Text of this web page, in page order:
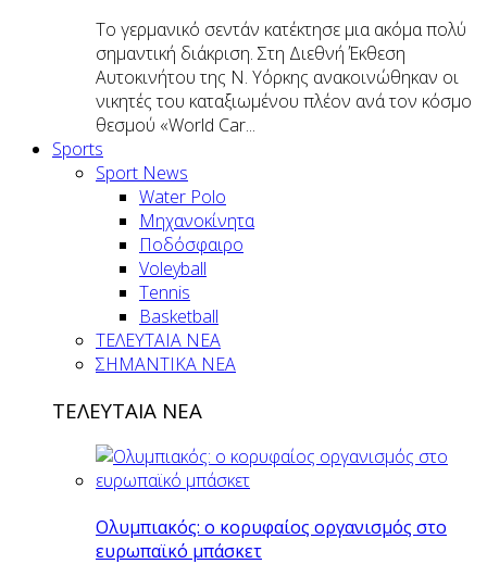
Το γερμανικό σεντάν κατέκτησε μια ακόμα πολύ
σημαντική διάκριση. Στη Διεθνή Έκθεση
Αυτοκινήτου της Ν. Υόρκης ανακοινώθηκαν οι
νικητές του καταξιωμένου πλέον ανά τον κόσμο
θεσμού «World Car...
Sports
Sport News
Water Polo
Μηχανοκίνητα
Ποδόσφαιρο
Voleyball
Tennis
Basketball
ΤΕΛΕΥΤΑΙΑ ΝΕΑ
ΣΗΜΑΝΤΙΚΑ ΝΕΑ
ΤΕΛΕΥΤΑΙΑ ΝΕΑ
Ολυμπιακός: ο κορυφαίος οργανισμός στο
ευρωπαϊκό μπάσκετ